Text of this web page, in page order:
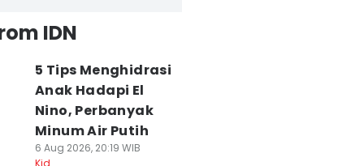
IDN
5 Tips Menghidrasi
Anak Hadapi El
Nino, Perbanyak
Minum Air Putih
6 Aug 2026, 20:19 WIB
Kid